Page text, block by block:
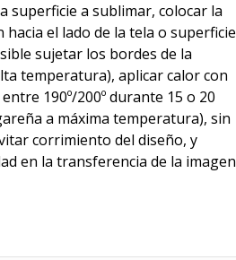
superficie a sublimar, colocar la
el lado de la tela o superficie
sujetar los bordes de la
temperatura), aplicar calor con
190º/200º durante 15 o 20
a máxima temperatura), sin
corrimiento del diseño, y
en la transferencia de la imagen